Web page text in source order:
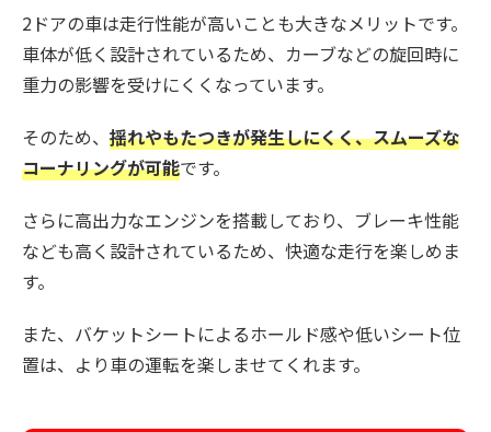
2ドアの車は走行性能が高いことも大きなメリットです。
車体が低く設計されているため、カーブなどの旋回時に
重力の影響を受けにくくなっています。
そのため、 揺れやもたつきが発生しにくく、スムーズな
コーナリングが可能です。
さらに高出力なエンジンを搭載しており、ブレーキ性能
なども高く設計されているため、快適な走行を楽しめま
す。
また、バケットシートによるホールド感や低いシート位
置は、より車の運転を楽しませてくれます。